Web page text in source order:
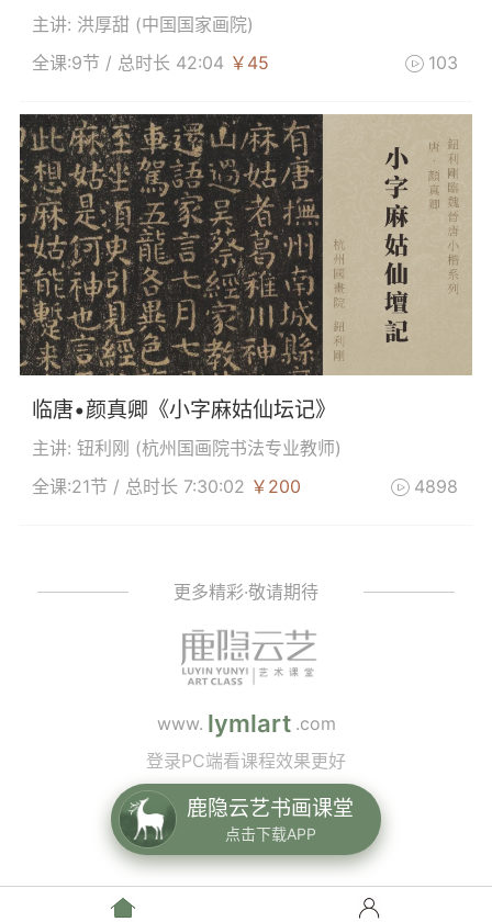
鹿隐云艺书画课堂
点击下载APP
主讲: 洪厚甜 (中国国家画院)
全课:9节 / 总时长 42:04 ￥45  103
临唐•颜真卿《小字麻姑仙坛记》
主讲: 钮利刚 (杭州国画院书法专业教师)
全课:21节 / 总时长 7:30:02 ￥200  4898
更多精彩·敬请期待
www. lymlart .com
登录PC端看课程效果更好